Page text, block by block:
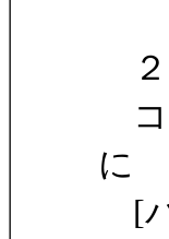
２
コ
に
[